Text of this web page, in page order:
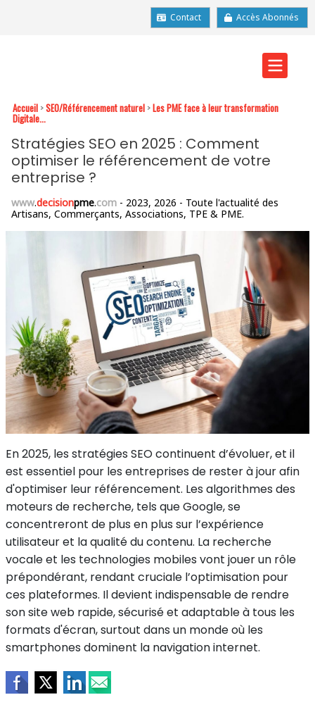
Contact Accès Abonnés
Accueil >SEO/Référencement naturel >Les PME face à leur transformation
Digitale...
Stratégies SEO en 2025 : Comment
optimiser le référencement de votre
entreprise ?
www.decisionpme.com - 2023, 2026 - Toute l'actualité des
Artisans, Commerçants, Associations, TPE & PME.
En 2025, les stratégies SEO continuent d’évoluer, et il
est essentiel pour les entreprises de rester à jour afin
d'optimiser leur référencement. Les algorithmes des
moteurs de recherche, tels que Google, se
concentreront de plus en plus sur l’expérience
utilisateur et la qualité du contenu. La recherche
vocale et les technologies mobiles vont jouer un rôle
prépondérant, rendant cruciale l’optimisation pour
ces plateformes. Il devient indispensable de rendre
son site web rapide, sécurisé et adaptable à tous les
formats d'écran, surtout dans un monde où les
smartphones dominent la navigation internet.